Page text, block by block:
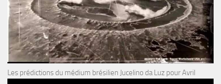
Les prédictions du médium brésilien Jucelino da Luz pour Avril